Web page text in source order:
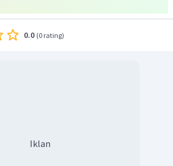
0.0 (0 rating)
Iklan